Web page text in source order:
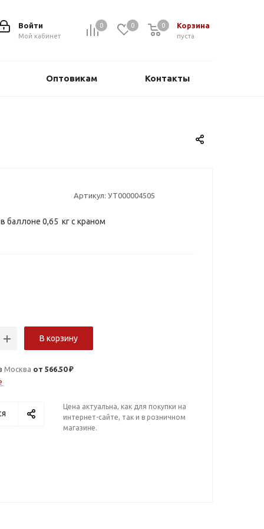
0 0 Корзина
0
пуста
0
Войти
Мой кабинет
Оптовикам Контакты
Артикул: УТ000004505
баллоне 0,65 кг с краном
В корзину
Москва от 566.50 ₽
Цена актуальна, как для покупки на
интернет-сайте, так и в розничном
магазине.